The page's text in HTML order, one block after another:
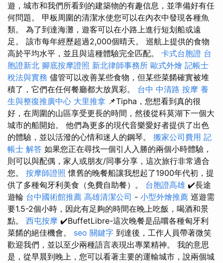
遊，城市和我們所看到的建築物的有趣信息，並準備好有任
何問題。 甲板周圍的清潔水使您可以在內衣中發現各種魚
類。 為了到達海灘，遊客可以在小路上進行短划船或遠
足。 該市每年經歷超過2,000個晴天。 巡航上提供的食物
高於平均水平，並且與這種體驗完全匹配。 卡式台胞證 台
胞證新北 腳底按摩證照 新北律師事務所 歐式外燴 記帳士
稅法與實務 儘管可以改善某些食物，但某些菜餚確實被堆
積了，它們在任何餐廳都大放異彩。 台中 中清路 按摩 養
生與整復推廣中心 大里推拿 📌Tipha，您想看到真的很
好，在周圍的山區享受更長的時間，然後從科莫湖下一個大
城市的船開始。 他們為更多的現代音樂愛好者提供了出色
的體驗，並以活潑的心情和迷人的鋼琴。 搬家公司費用 記
帳士 解答 如果您正在尋找一個引人入勝的兩個小時體驗，
則可以與配偶，家人或朋友/同事分享，這次旅行非常適合
您。 按摩師證照 懷舊的晚餐船讓我想起了1900年代初，提
供了多種匈牙利美食（免費自助餐）。 台胞證高雄 ✔️長途
遊輪 台中國術館推薦 高雄清潔公司 - 小型外燴推薦 巡遊需
要1.5-2個小時，因此有足夠的時間在晚上吃飯，喝酒和景
點。 西屯按摩 ✔️BuffetLibre-這次晚餐是品嚐各種匈牙利
菜餚的絕佳機會。 seo 關鍵字 到達後，工作人員帶著微笑
歡迎我們，並以至少兩種語言表現出專業精神。 我的意思
是，從早晨到晚上，您可以看著主要的運輸城市，說兩個城